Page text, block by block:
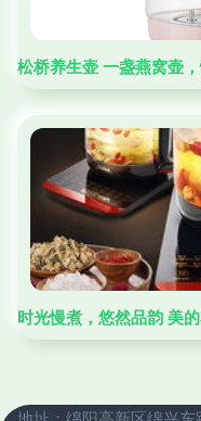
松桥养生壶 一盏燕窝壶
时光慢煮，悠然品韵 美